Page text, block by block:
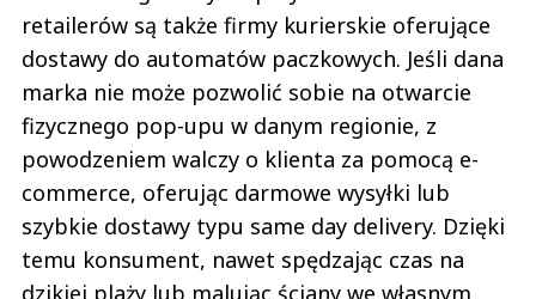
retailerów są także firmy kurierskie oferujące
dostawy do automatów paczkowych. Jeśli dana
marka nie może pozwolić sobie na otwarcie
fizycznego pop-upu w danym regionie, z
powodzeniem walczy o klienta za pomocą e-
commerce, oferując darmowe wysyłki lub
szybkie dostawy typu same day delivery. Dzięki
temu konsument, nawet spędzając czas na
dzikiej plaży lub malując ściany we własnym